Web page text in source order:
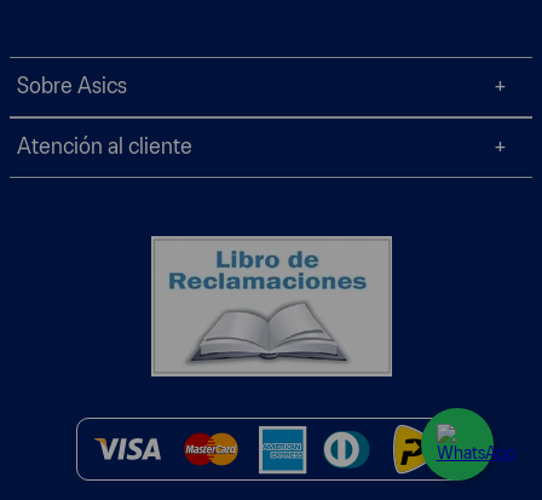
Sobre Asics
Atención al cliente